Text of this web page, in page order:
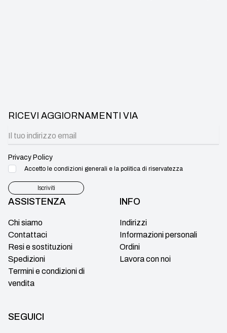
ASSISTENZA
Chi siamo
Contattaci
Resi e sostituzioni
Spedizioni
Termini e condizioni di
vendita
INFO
Indirizzi
Informazioni personali
Ordini
Lavora con noi
SEGUICI
RICEVI AGGIORNAMENTI VIA
Privacy Policy
Accetto le condizioni generali e la politica di riservatezza
Iscriviti